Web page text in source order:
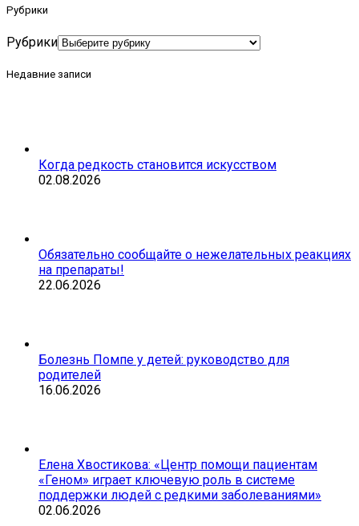
Рубрики
Рубрики
Недавние записи
Когда редкость становится искусством
02.08.2026
Обязательно сообщайте о нежелательных реакциях
на препараты!
22.06.2026
Болезнь Помпе у детей: руководство для
родителей
16.06.2026
Елена Хвостикова: «Центр помощи пациентам
«Геном» играет ключевую роль в системе
поддержки людей с редкими заболеваниями»
02.06.2026